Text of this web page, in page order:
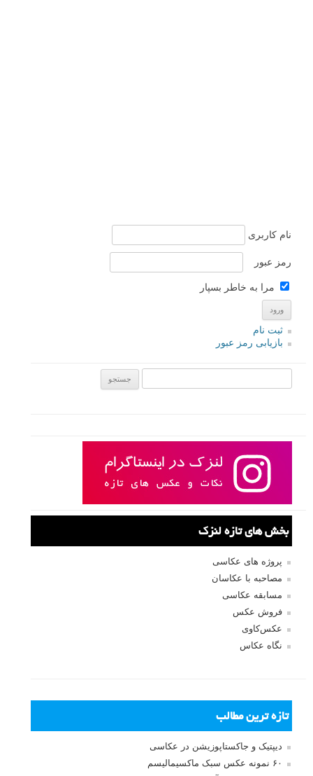
نام کاربری
رمز عبور
مرا به خاطر بسپار
ثبت نام
بازیابی رمز عبور
بخش های تازه لنزک
پروژه های عکاسی
مصاحبه با عکاسان
مسابقه عکاسی
فروش عکس
عکس‌کاوی
نگاه عکاس
تازه ترین مطالب
دیپتیک و جاکستا‌پوزیشن در عکاسی
۶۰ نمونه عکس سبک ماکسیمالیسم